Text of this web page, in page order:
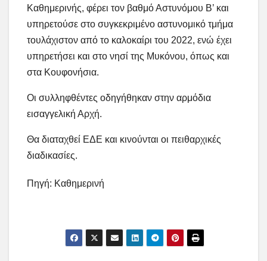
Καθημερινής, φέρει τον βαθμό Αστυνόμου Β’ και
υπηρετούσε στο συγκεκριμένο αστυνομικό τμήμα
τουλάχιστον από το καλοκαίρι του 2022, ενώ έχει
υπηρετήσει και στο νησί της Μυκόνου, όπως και
στα Κουφονήσια.
Οι συλληφθέντες οδηγήθηκαν στην αρμόδια
εισαγγελική Αρχή.
Θα διαταχθεί ΕΔΕ και κινούνται οι πειθαρχικές
διαδικασίες.
Πηγή: Καθημερινή